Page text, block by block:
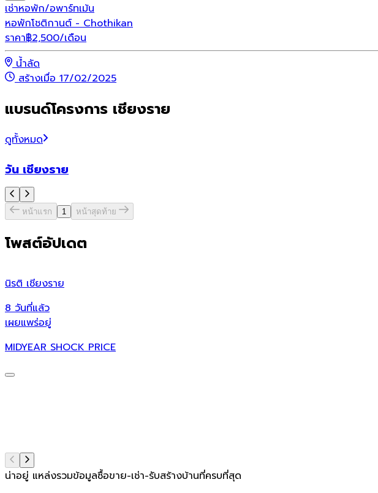
เช่าหอพัก/อพาร์ทเม้น
หอพักโชติกานต์ - Chothikan
ราคา฿2,500/เดือน
น้ำลัด
สร้างเมื่อ 17/02/2025
แบรนด์โครงการ เชียงราย
ดูทั้งหมด
วัน เชียงราย
หน้าแรก 1 หน้าสุดท้าย
โพสต์อัปเดต
นิรติ เชียงราย
8 วันที่แล้ว
เผยแพร่อยู่
MIDYEAR SHOCK PRICE
น่าอยู่ แหล่งรวมข้อมูลซื้อขาย-เช่า-รับสร้างบ้านที่ครบที่สุด